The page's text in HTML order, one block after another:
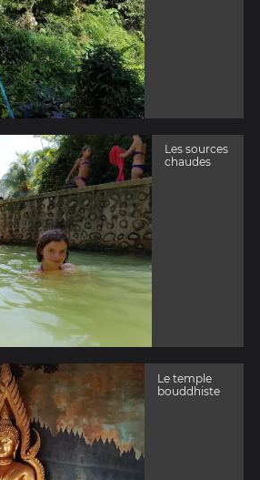
Les sources
chaudes
Le temple
bouddhiste